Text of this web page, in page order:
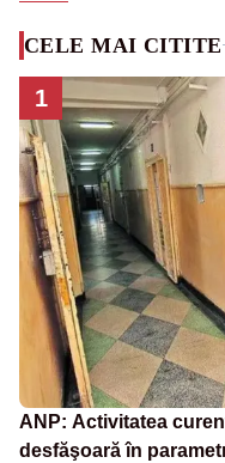
CELE MAI CITITE
1
ANP: Activitatea
desfăşoară în